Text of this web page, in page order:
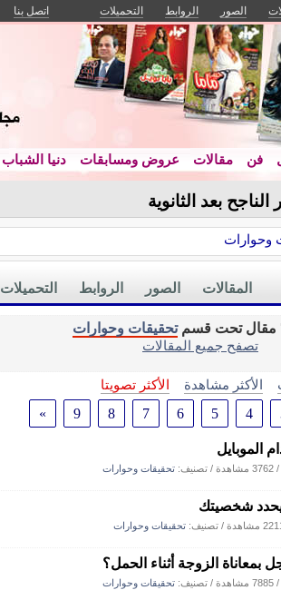
الصور الروابط التحميلات اتصل بنا
فن مقالات عروض ومسابقات دنيا الشباب
الناجح بعد الثانوية
وحوارات
التحميلات الروابط الصور المقالات
تحقيقات وحوارات
تصفح جميع المقالات
الأكثر مشاهدة
الأكثر تصويتا
4
5
6
7
8
9
»
الموبايل
/ 3762 مشاهدة / تصنيف: تحقيقات وحوارات
يحدد شخصيتك
مشاهدة / تصنيف: تحقيقات وحوارات
بمعاناة الزوجة أثناء الحمل؟
/ 7885 مشاهدة / تصنيف: تحقيقات وحوارات